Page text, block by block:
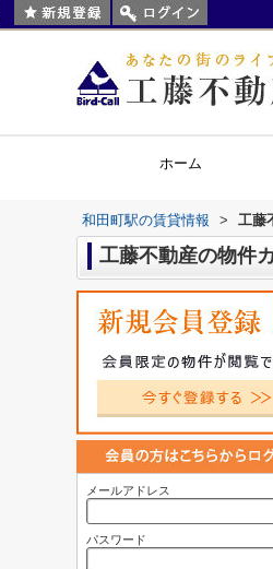
ホーム
和田町駅の賃貸情報 > 工藤
工藤不動産の物件
メールアドレス
パスワード